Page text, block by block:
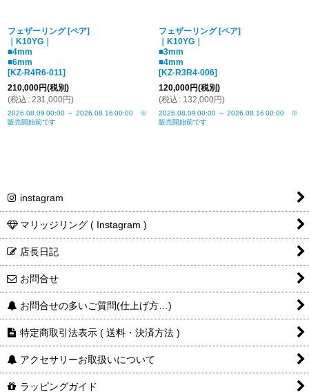
フェザーリング [ペア]
｜K10YG｜
■4mm
■6mm
[KZ-R4R6-011]
210,000円(税別)
(税込 : 231,000円)
2026.08.09 00:00 ～ 2026.08.16 00:00 ※
販売開始前です
フェザーリング [ペア]
｜K10YG｜
■3mm
■4mm
[KZ-R3R4-006]
120,000円(税別)
(税込 : 132,000円)
2026.08.09 00:00 ～ 2026.08.16 00:00 ※
販売開始前です
instagram
マリッジリング ( Instagram )
店長日記
お問合せ
お問合せの多いご質問(仕上げ方…)
特定商取引法表示 ( 送料・決済方法 )
アクセサリーお取扱いについて
ラッピングガイド